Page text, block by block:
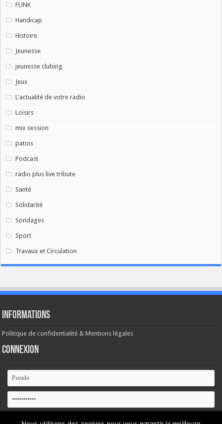
FUNK
Handicap
Histoire
Jeunesse
jeunesse clubing
Jeux
L'actualité de votre radio
Loisirs
mix session
patois
Podcast
radio plus live tribute
Santé
Solidarité
Sondages
Sport
Travaux et Circulation
Informations
Politique de confidentialité & Mentions légales
Connexion
Se souvenir de moi